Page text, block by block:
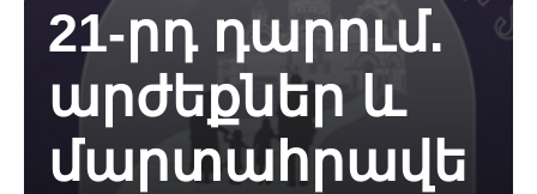
21-րդ դարում.
արժեքներ և
մարտահրավե